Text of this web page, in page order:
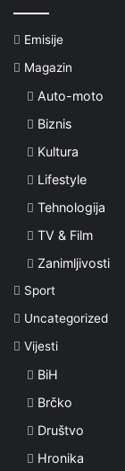
Emisije
Magazin
Auto-moto
Biznis
Kultura
Lifestyle
Tehnologija
TV & Film
Zanimljivosti
Sport
Uncategorized
Vijesti
BiH
Brčko
Društvo
Hronika